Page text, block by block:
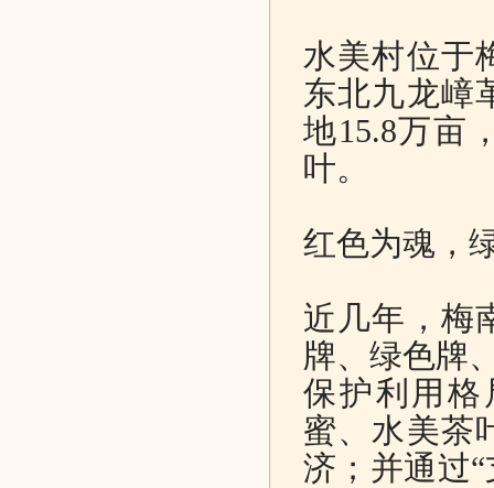
水美村位于
东北九龙嶂
地15.8万亩
叶。
红色为魂，
近几年，梅
牌、绿色牌
保护利用
蜜、水美茶
济；并通过